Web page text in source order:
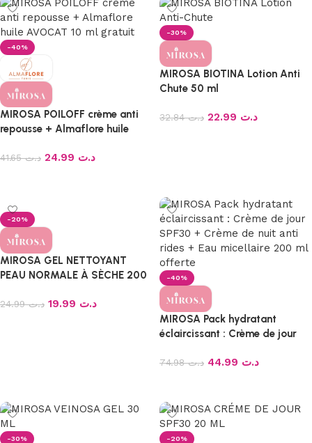
-40%
MIROSA POILOFF crème anti
repousse + Almaflore huile
د.ت41.65 د.ت
-30%
MIROSA BIOTINA Lotion Anti
Chute 50 ml
د.ت32.84 د.ت
-20%
MIROSA GEL NETTOYANT
PEAU NORMALE À SÈCHE 200
د.ت24.99 د.ت
-40%
MIROSA Pack hydratant
éclaircissant : Crème de jour
rides + Eau micellaire 200 ml
د.ت74.98 د.ت
-30% -20%